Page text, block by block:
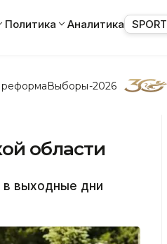
Политика Аналитика SPORT
реформаВыборы-2026
области
выходные дни